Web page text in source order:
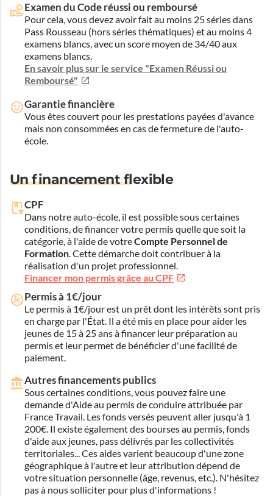
Examen du Code réussi ou remboursé
Pour cela, vous devez avoir fait au moins 25 séries dans
Pass Rousseau (hors séries thématiques) et au moins 4
examens blancs, avec un score moyen de 34/40 aux
examens blancs.
En savoir plus sur le service "Examen Réussi ou
Remboursé"
Garantie financière
Vous êtes couvert pour les prestations payées d'avance
mais non consommées en cas de fermeture de l'auto-
école.
Un financement flexible
CPF
Dans notre auto-école, il est possible sous certaines
conditions, de financer votre permis quelle que soit la
catégorie, à l'aide de votreCompte Personnel de
Formation. Cette démarche doit contribuer à la
réalisation d'un projet professionnel.
Financer mon permis grâce au CPF
Permis à 1€/jour
Le permis à 1€/jour est un prêt dont les intérêts sont pris
en charge par l'État. Il a été mis en place pour aider les
jeunes de 15 à 25 ans à financer leur préparation au
permis et leur permet de bénéficier d'une facilité de
paiement.
Autres financements publics
Sous certaines conditions, vous pouvez faire une
demande d'Aide au permis de conduire attribuée par
France Travail. Les fonds versés peuvent aller jusqu'à 1
200€. Il existe également des bourses au permis, fonds
d'aide aux jeunes, pass délivrés par les collectivités
territoriales... Ces aides varient beaucoup d'une zone
géographique à l'autre et leur attribution dépend de
votre situation personnelle (âge, revenus, etc.). N'hésitez
pas à nous solliciter pour plus d'informations !